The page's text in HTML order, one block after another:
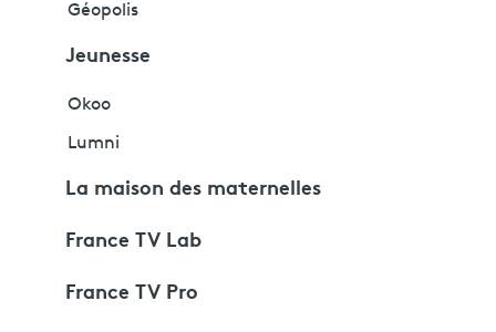
Géopolis
Jeunesse
Okoo
Lumni
La maison des maternelles
France TV Lab
France TV Pro